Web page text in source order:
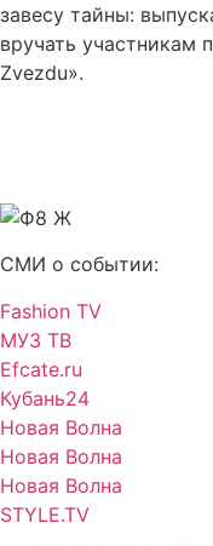
завесу тайны:
вручать участникам
Zvezdu».
СМИ о событии:
Fashion TV
МУЗ ТВ
Efcate.ru
Кубань24
Новая Волна
Новая Волна
Новая Волна
STYLE.TV